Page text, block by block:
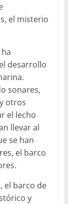
el misterio
desarrollo
sonares,
otros
el lecho
llevar al
se han
el barco
el barco de
y